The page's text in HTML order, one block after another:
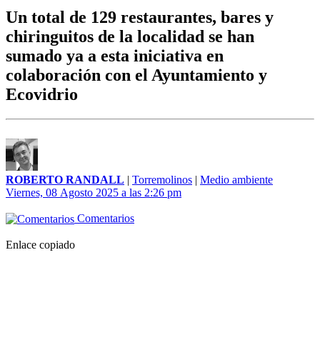
Un total de 129 restaurantes, bares y
chiringuitos de la localidad se han
sumado ya a esta iniciativa en
colaboración con el Ayuntamiento y
Ecovidrio
ROBERTO RANDALL | Torremolinos | Medio ambiente
Viernes, 08 Agosto 2025 a las 2:26 pm
Comentarios
Enlace copiado